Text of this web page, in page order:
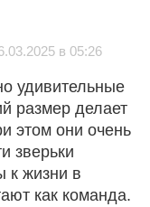
в 05:26
удивительные
размер делает
этом они очень
зверьки
к жизни в
как команда.